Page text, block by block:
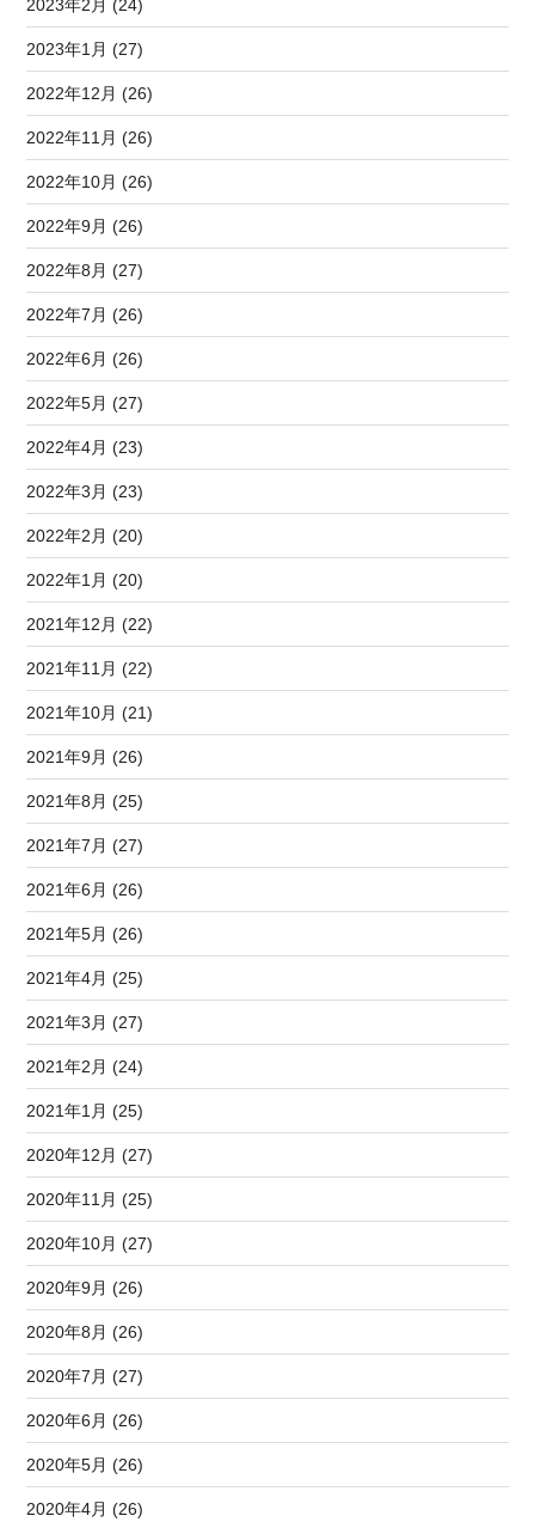
2023年2月 (24)
2023年1月 (27)
2022年12月 (26)
2022年11月 (26)
2022年10月 (26)
2022年9月 (26)
2022年8月 (27)
2022年7月 (26)
2022年6月 (26)
2022年5月 (27)
2022年4月 (23)
2022年3月 (23)
2022年2月 (20)
2022年1月 (20)
2021年12月 (22)
2021年11月 (22)
2021年10月 (21)
2021年9月 (26)
2021年8月 (25)
2021年7月 (27)
2021年6月 (26)
2021年5月 (26)
2021年4月 (25)
2021年3月 (27)
2021年2月 (24)
2021年1月 (25)
2020年12月 (27)
2020年11月 (25)
2020年10月 (27)
2020年9月 (26)
2020年8月 (26)
2020年7月 (27)
2020年6月 (26)
2020年5月 (26)
2020年4月 (26)